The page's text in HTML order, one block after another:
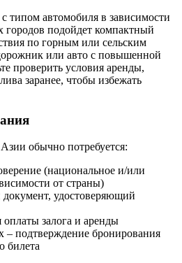
типом автомобиля в зависимости
подойдет компактный
по горным или сельским
или авто с повышенной
проверить условия аренды,
заранее, чтобы избежать
обычно потребуется:
(национальное и/или
от страны)
удостоверяющий
оплаты залога и аренды
– подтверждение бронирования
билета